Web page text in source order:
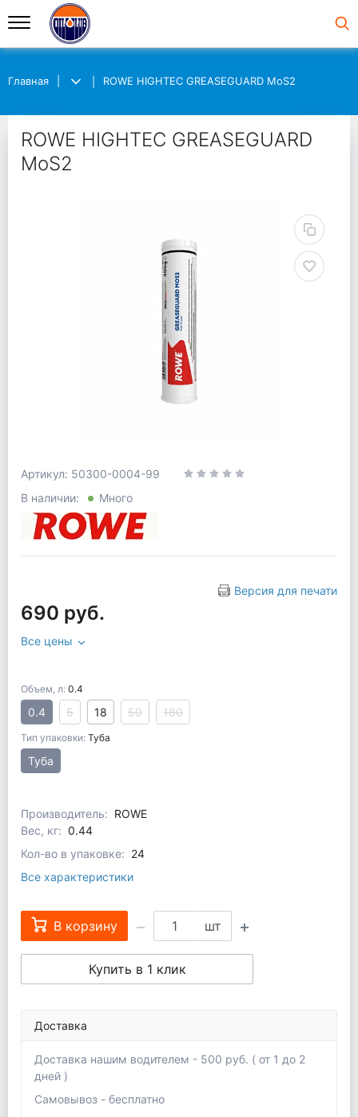
Главная ROWE HIGHTEC GREASEGUARD MoS2
ROWE HIGHTEC GREASEGUARD
MoS2
Артикул: 50300-0004-99
В наличии:
Много
Версия для печати
690 руб.
Все цены
Объем, л: 0.4
0.4 5 18 50 180
Тип упаковки: Туба
Туба
Производитель: ROWE
Вес, кг: 0.44
Кол-во в упаковке: 24
Все характеристики
В корзину шт
Купить в 1 клик
Доставка
Доставка нашим водителем - 500 руб. ( от 1 до 2
дней )
Самовывоз - бесплатно